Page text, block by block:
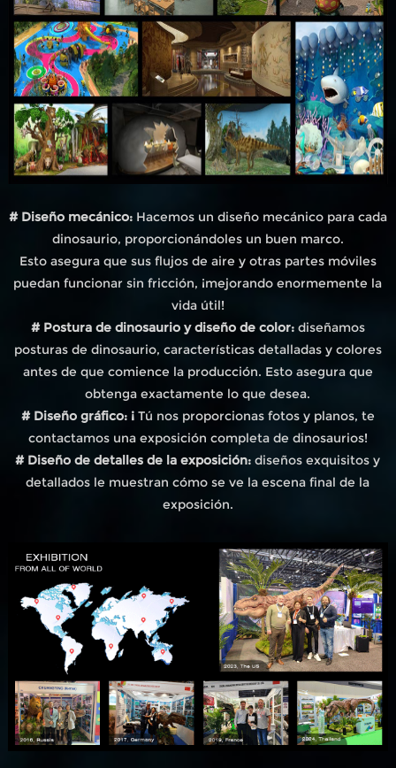
# Diseño mecánico:Hacemos un diseño mecánico para cada
dinosaurio, proporcionándoles un buen marco.
Esto asegura que sus flujos de aire y otras partes móviles
puedan funcionar sin fricción, ¡mejorando enormemente la
vida útil!
# Postura de dinosaurio y diseño de color:diseñamos
posturas de dinosaurio, características detalladas y colores
antes de que comience la producción. Esto asegura que
obtenga exactamente lo que desea.
# Diseño gráfico: ¡Tú nos proporcionas fotos y planos, te
contactamos una exposición completa de dinosaurios!
# Diseño de detalles de la exposición: diseños exquisitos y
detallados le muestran cómo se ve la escena final de la
exposición.